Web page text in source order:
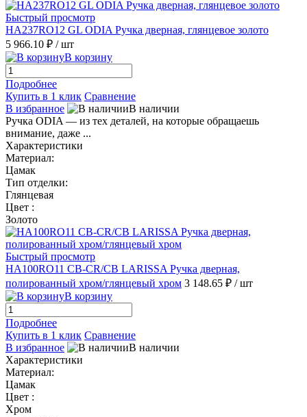
Быстрый просмотр
HA237RO12 GL ODIA Ручка дверная, глянцевое золото
5 966.10 ₽ / шт
В корзину
Подробнее
Купить в 1 клик Сравнение
В избранное
В наличии
Ручка ODIA — из тех деталей, на которые обращаешь
внимание, даже ...
Характеристики
Материал:
Цамак
Тип отделки:
Глянцевая
Цвет :
Золото
Быстрый просмотр
HA100RO11 CB-CR/CB LARISSA Ручка дверная,
полированный хром/глянцевый хром 3 148.65 ₽ / шт
В корзину
Подробнее
Купить в 1 клик Сравнение
В избранное
В наличии
Характеристики
Материал:
Цамак
Цвет :
Хром